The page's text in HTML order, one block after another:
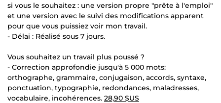
si vous le souhaitez : une version propre "prête à l'emploi"
et une version avec le suivi des modifications apparent
pour que vous puissiez voir mon travail.
- Délai : Réalisé sous 7 jours.
Vous souhaitez un travail plus poussé ?
- Correction approfondie jusqu'à 5 000 mots:
orthographe, grammaire, conjugaison, accords, syntaxe,
ponctuation, typographie, redondances, maladresses,
vocabulaire, incohérences. 28,90 $US